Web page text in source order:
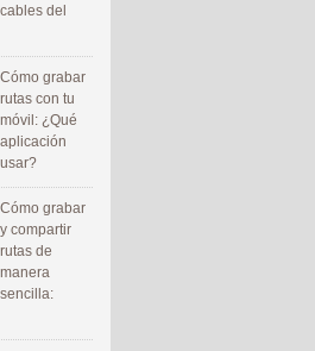
cables del
Cómo grabar
rutas con tu
móvil: ¿Qué
aplicación
usar?
Cómo grabar
y compartir
rutas de
manera
sencilla: